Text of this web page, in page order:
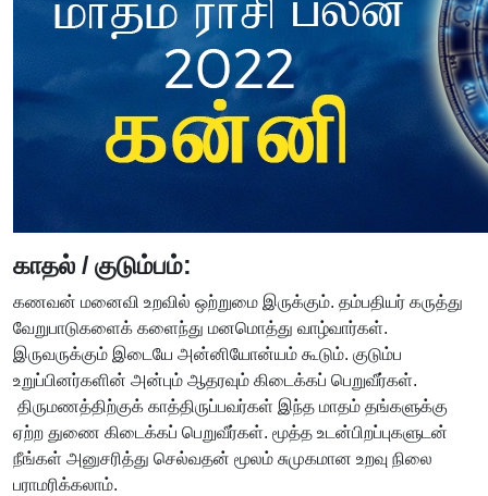
காதல் / குடும்பம்:
கணவன் மனைவி உறவில் ஒற்றுமை இருக்கும். தம்பதியர் கருத்து
வேறுபாடுகளைக் களைந்து மனமொத்து வாழ்வார்கள்.
இருவருக்கும் இடையே அன்னியோன்யம் கூடும். குடும்ப
உறுப்பினர்களின் அன்பும் ஆதரவும் கிடைக்கப் பெறுவீர்கள்.
திருமணத்திற்குக் காத்திருப்பவர்கள் இந்த மாதம் தங்களுக்கு
ஏற்ற துணை கிடைக்கப் பெறுவீர்கள். மூத்த உடன்பிறப்புகளுடன்
நீங்கள் அனுசரித்து செல்வதன் மூலம் சுமுகமான உறவு நிலை
பராமரிக்கலாம்.